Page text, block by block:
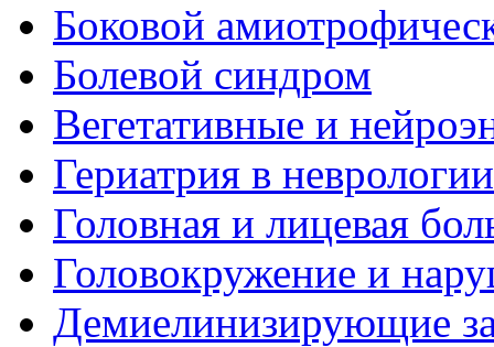
Боковой
Болевой синдром
Вегетативные и
Гериатрия в неврологии
Головная и лицевая
Головокружение и
Демиелинизирующие